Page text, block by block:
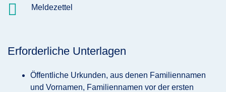
 Meldezettel
Erforderliche Unterlagen
Öffentliche Urkunden, aus denen Familiennamen
und Vornamen, Familiennamen vor der ersten